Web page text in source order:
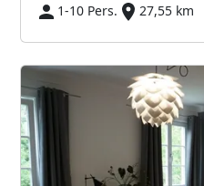
1-10 Pers.
27,55 km